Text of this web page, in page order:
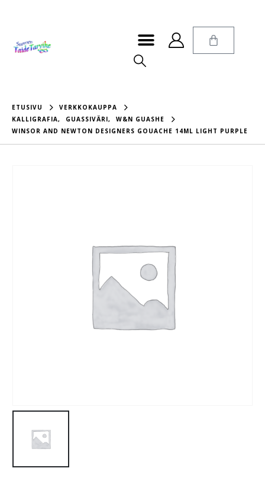
ETUSIVU
VERKKOKAUPPA
KALLIGRAFIA, GUASSIVÄRI,
W&N GUASHE
WINSOR AND NEWTON DESIGNERS GOUACHE 14ML LIGHT PURPLE